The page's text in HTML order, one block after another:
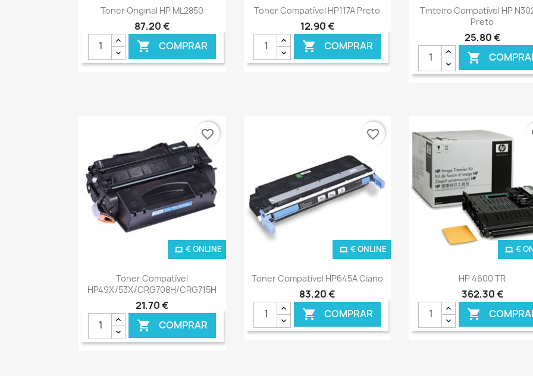
Ver+
Toner Original HP ML2850
87,20 €
 COMPRAR
Ver+
Toner Compatível HP117A Preto
12,90 €
 COMPRAR
Ver+
Tinteiro Compatível HP
Preto
25,80 €

Ver+
Toner Compatível
HP49X/53X/CRG708H/CRG715H
21,70 €
 COMPRAR
€ ONLINE
favorite_border
Ver+
Toner Compatível HP645A Ciano
83,20 €
 COMPRAR
€ ONLINE
favorite_border
Ver+
HP 4600 TR
362,30 €

€